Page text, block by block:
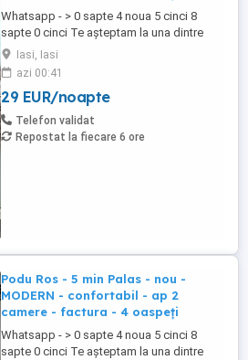
Whatsapp - > 0 sapte 4 noua 5 cinci 8
sapte 0 cinci Te așteptam la una dintre
locațiile noastre dotate și pregătite spre a
te găzdui pe tine sau pe amicii tai. Prețuri
începând de la 120 de lei noapte, în
funcție de locație, numărul de persoane și
de durata șederii. Mai multe detalii ...
Iasi, Iasi
azi 00:41
29 EUR/noapte
Telefon validat
Repostat la fiecare 6 ore
Podu Ros - 5 min Palas - nou -
MODERN - confortabil - ap 2
camere - factura - 4 oaspeți
Whatsapp - > 0 sapte 4 noua 5 cinci 8
sapte 0 cinci Te așteptam la una dintre